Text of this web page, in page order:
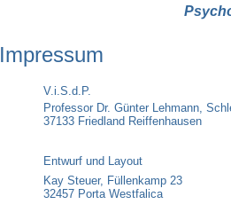
Impressum
V.i.S.d.P.
Professor Dr. Günter Lehmann,
37133 Friedland Reiffenhausen
Entwurf und Layout
Kay Steuer, Füllenkamp 23
32457 Porta Westfalica